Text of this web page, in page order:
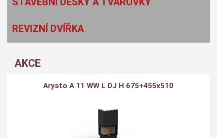
REVIZNÍ DVÍŘKA
AKCE
Arysto A 11 WW L DJ H 675+455x510